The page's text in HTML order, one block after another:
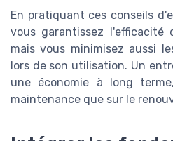
En pratiquant ces conseils
vous garantissez l'efficacité
mais vous minimisez aussi
lors de son utilisation. Un
une économie à long
maintenance que sur le